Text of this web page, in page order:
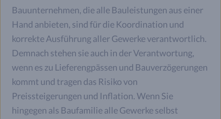
Bauunternehmen, die alle Bauleistungen aus einer
Hand anbieten, sind für die Koordination und
korrekte Ausführung aller Gewerke verantwortlich.
Demnach stehen sie auch in der Verantwortung,
wenn es zu Lieferengpässen und Bauverzögerungen
kommt und tragen das Risiko von
Preissteigerungen und Inflation. Wenn Sie
hingegen als Baufamilie alle Gewerke selbst